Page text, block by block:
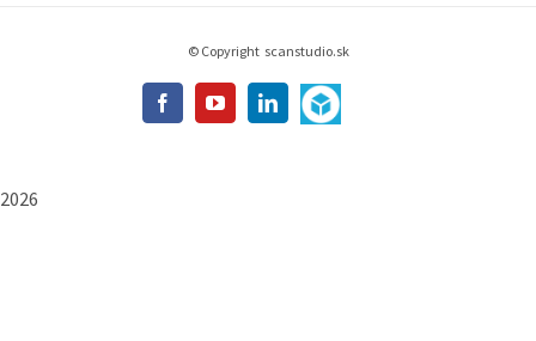
© Copyright scanstudio.sk
FacebookYouTubeLinkedin
Sketchfab
2026